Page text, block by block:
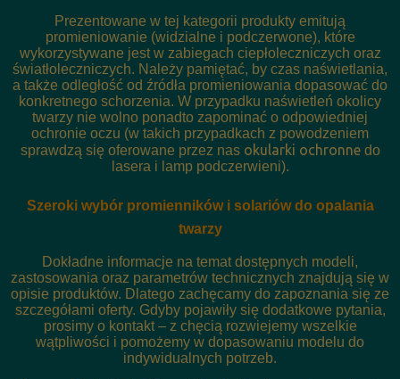
Prezentowane w tej kategorii produkty emitują
promieniowanie (widzialne i podczerwone), które
wykorzystywane jest w zabiegach ciepłoleczniczych oraz
światłoleczniczych. Należy pamiętać, by czas naświetlania,
a także odległość od źródła promieniowania dopasować do
konkretnego schorzenia. W przypadku naświetleń okolicy
twarzy nie wolno ponadto zapominać o odpowiedniej
ochronie oczu (w takich przypadkach z powodzeniem
sprawdzą się oferowane przez nas okularki ochronnedo
lasera i lamp podczerwieni).
Szeroki wybór promienników i solariów do opalania
twarzy
Dokładne informacje na temat dostępnych modeli,
zastosowania oraz parametrów technicznych znajdują się w
opisie produktów. Dlatego zachęcamy do zapoznania się ze
szczegółami oferty. Gdyby pojawiły się dodatkowe pytania,
prosimy o kontakt – z chęcią rozwiejemy wszelkie
wątpliwości i pomożemy w dopasowaniu modelu do
indywidualnych potrzeb.